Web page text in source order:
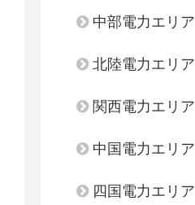
中部電力エリア
北陸電力エリア
関西電力エリア
中国電力エリア
四国電力エリア